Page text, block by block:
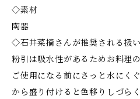
◇素材
陶器
◇石井菜摘さんが推奨される扱
粉引は吸水性があるためお料理
ご使用になる前にさっと水にく
から盛り付けると色移りしづらく